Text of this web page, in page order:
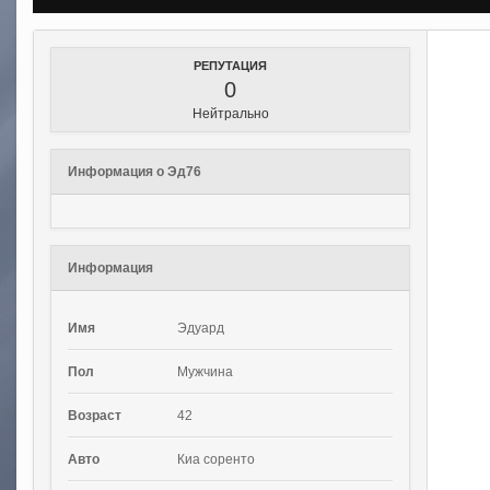
РЕПУТАЦИЯ
0
Нейтрально
Информация о Эд76
Информация
Имя Эдуард
Пол Мужчина
Возраст 42
Авто Киа соренто